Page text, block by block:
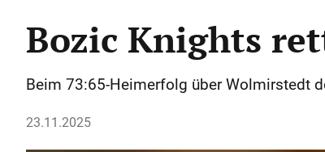
Bozic Knights
Beim 73:65-Heimerfolg über Wolmirstedt
23.11.2025